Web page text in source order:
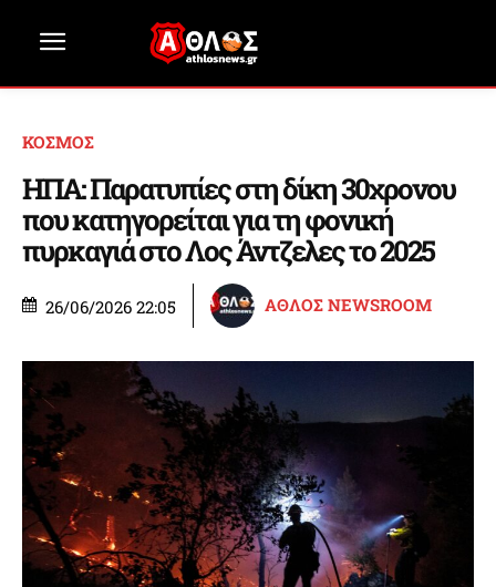
ΚΟΣΜΟΣ
ΗΠΑ: Παρατυπίες στη δίκη 30χρονου
που κατηγορείται για τη φονική
πυρκαγιά στο Λος Άντζελες το 2025
26/06/2026 22:05 ΑΘΛΟΣ NEWSROOM